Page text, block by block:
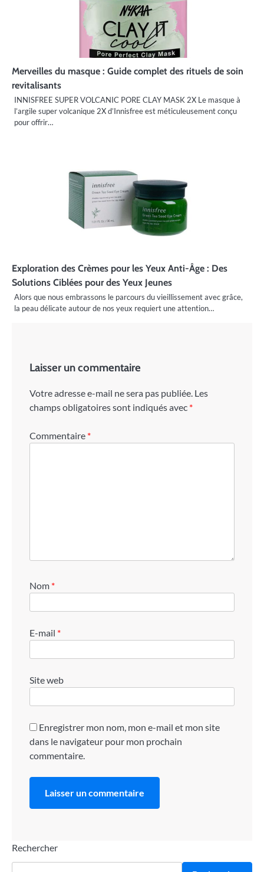
Merveilles du masque : Guide complet des rituels de soin
revitalisants
INNISFREE SUPER VOLCANIC PORE CLAY MASK 2X Le masque à
l’argile super volcanique 2X d’Innisfree est méticuleusement conçu
pour offrir…
Exploration des Crèmes pour les Yeux Anti-Âge : Des
Solutions Ciblées pour des Yeux Jeunes
Alors que nous embrassons le parcours du vieillissement avec grâce,
la peau délicate autour de nos yeux requiert une attention…
Laisser un commentaire
Votre adresse e-mail ne sera pas publiée. Les
champs obligatoires sont indiqués avec *
Commentaire *
Nom *
E-mail *
Site web
Enregistrer mon nom, mon e-mail et mon site
dans le navigateur pour mon prochain
commentaire.
Rechercher